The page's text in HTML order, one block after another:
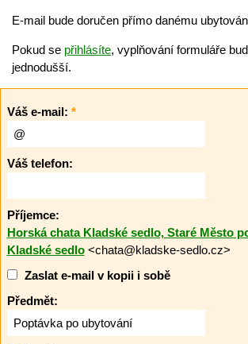
E-mail bude doručen přímo danému
Pokud se přihlásíte, vyplňování formuláře
jednodušší.
Váš e-mail: *
Váš telefon:
Příjemce:
Horská chata Kladské sedlo, Staré Město
Kladské sedlo<chata@kladske-sedlo.cz>
Zaslat e-mail v kopii i sobě
Předmět: